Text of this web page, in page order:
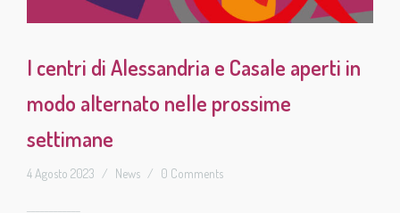
I centri di Alessandria e Casale aperti in
modo alternato nelle prossime
settimane
4 Agosto 2023 / News / 0 Comments